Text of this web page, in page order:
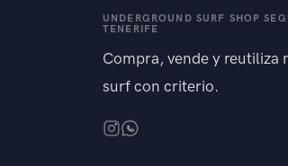
UNDERGROUND SURF SHOP
TENERIFE
Compra, vende y reutiliza
surf con criterio.